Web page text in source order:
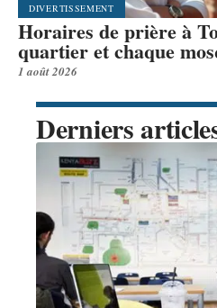
DIVERTISSEMENT
Horaires de prière à
quartier et chaque
1 août 2026
Derniers